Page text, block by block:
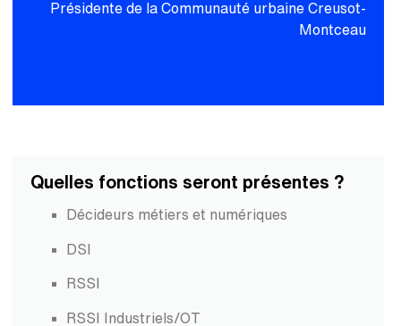
Présidente de la Communauté urbaine Creusot-
Montceau
Quelles fonctions seront présentes ?
Décideurs métiers et numériques
DSI
RSSI
RSSI Industriels/OT